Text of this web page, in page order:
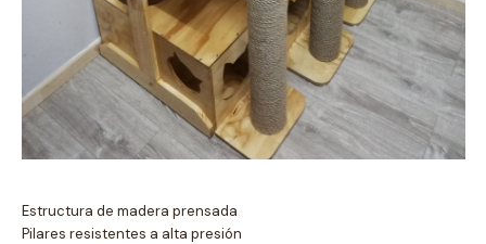
Estructura de madera prensada
Pilares resistentes a alta presión